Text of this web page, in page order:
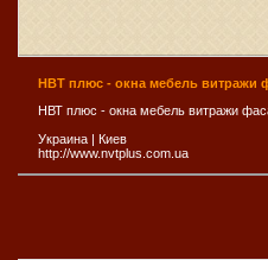
НВТ плюс - окна мебель витражи
НВТ плюс - окна мебель витражи
Украина
Киев
http://www.nvtplus.com.ua